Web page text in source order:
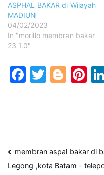
ASPHAL BAKAR di Wilayah
MADIUN
04/02/2023
In "morillo membran bakar
23 1.0"
Facebook
Twitter
Post
membran aspal bakar di
Legong ,kota Batam –